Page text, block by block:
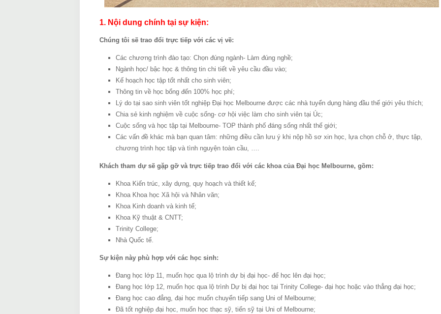
1. Nội dung chính tại sự kiện:
Chúng tôi sẽ trao đổi trực tiếp với các vị về:
Các chương trình đào tạo: Chọn đúng ngành- Làm đúng nghề;
Ngành học/ bậc học & thông tin chi tiết về yêu cầu đầu vào;
Kế hoạch học tập tốt nhất cho sinh viên;
Thông tin về học bổng đến 100% học phí;
Lý do tại sao sinh viên tốt nghiệp Đại học Melbourne được các nhà tuyển dụng hàng đầu thế giới yêu thích;
Chia sẻ kinh nghiệm về cuộc sống- cơ hội việc làm cho sinh viên tại Úc;
Cuộc sống và học tập tại Melbourne- TOP thành phố đáng sống nhất thế giới;
Các vấn đề khác mà bạn quan tâm: những điều cần lưu ý khi nộp hồ sơ xin học, lựa chọn chỗ ở, thực tập,
chương trình học tập và tình nguyện toàn cầu, ….
Khách tham dự sẽ gặp gỡ và trực tiếp trao đổi với các khoa của Đại học Melbourne, gồm:
Khoa Kiến trúc, xây dựng, quy hoạch và thiết kế;
Khoa Khoa học Xã hội và Nhân văn;
Khoa Kinh doanh và kinh tế;
Khoa Kỹ thuật & CNTT;
Trinity College;
Nhà Quốc tế.
Sự kiện này phù hợp với các học sinh:
Đang học lớp 11, muốn học qua lộ trình dự bị đại học- để học lên đại học;
Đang học lớp 12, muốn học qua lộ trình Dự bị đại học tại Trinity College- đại học hoặc vào thẳng đại học;
Đang học cao đẳng, đại học muốn chuyển tiếp sang Uni of Melbourne;
Đã tốt nghiệp đại học, muốn học thạc sỹ, tiến sỹ tại Uni of Melbourne;